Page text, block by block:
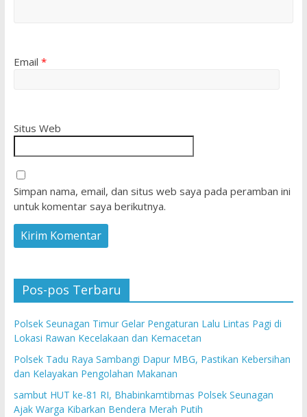
Email *
Situs Web
Simpan nama, email, dan situs web saya pada peramban ini
untuk komentar saya berikutnya.
Pos-pos Terbaru
Polsek Seunagan Timur Gelar Pengaturan Lalu Lintas Pagi di
Lokasi Rawan Kecelakaan dan Kemacetan
Polsek Tadu Raya Sambangi Dapur MBG, Pastikan Kebersihan
dan Kelayakan Pengolahan Makanan
sambut HUT ke-81 RI, Bhabinkamtibmas Polsek Seunagan
Ajak Warga Kibarkan Bendera Merah Putih